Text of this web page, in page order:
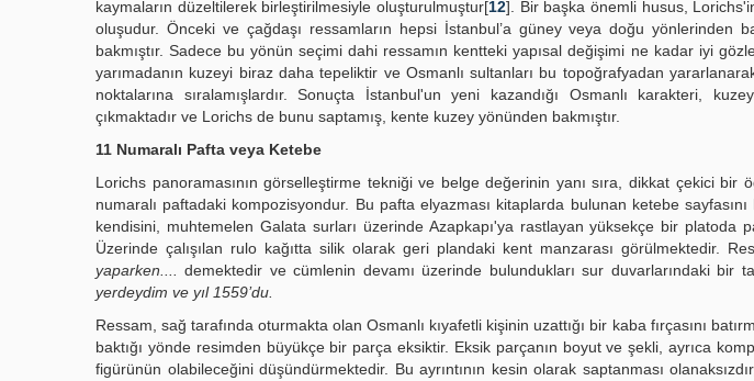
kaymaların düzeltilerek birleştirilmesiyle oluşturulmuştur[12]. Bir başka önemli husus,
oluşudur. Önceki ve çağdaşı ressamların hepsi İstanbul’a güney veya doğu yönlerinden
bakmıştır. Sadece bu yönün seçimi dahi ressamın kentteki yapısal değişimi ne kadar iyi
yarımadanın kuzeyi biraz daha tepeliktir ve Osmanlı sultanları bu topoğrafyadan
noktalarına sıralamışlardır. Sonuçta İstanbul'un yeni kazandığı Osmanlı karakteri,
çıkmaktadır ve Lorichs de bunu saptamış, kente kuzey yönünden bakmıştır.
11 Numaralı Pafta veya Ketebe
Lorichs panoramasının görselleştirme tekniği ve belge değerinin yanı sıra, dikkat çekici bir
numaralı paftadaki kompozisyondur. Bu pafta elyazması kitaplarda bulunan ketebe
kendisini, muhtemelen Galata surları üzerinde Azapkapı'ya rastlayan yüksekçe bir platoda
Üzerinde çalışılan rulo kağıtta silik olarak geri plandaki kent manzarası görülmektedir.
yaparken....
demektedir ve cümlenin devamı üzerinde bulundukları sur duvarlarındaki bir
yerdeydim ve yıl 1559’du.
Ressam, sağ tarafında oturmakta olan Osmanlı kıyafetli kişinin uzattığı bir kaba fırçasını
baktığı yönde resimden büyükçe bir parça eksiktir. Eksik parçanın boyut ve şekli, ayrıca
figürünün olabileceğini düşündürmektedir. Bu ayrıntının kesin olarak saptanması